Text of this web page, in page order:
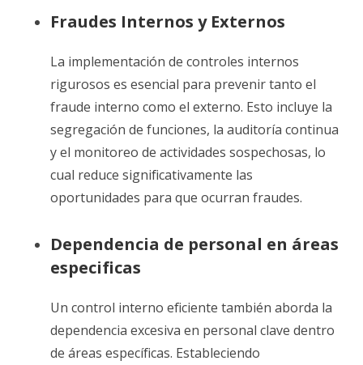
Fraudes Internos y Externos
La implementación de controles internos
rigurosos es esencial para prevenir tanto el
fraude interno como el externo. Esto incluye la
segregación de funciones, la auditoría continua
y el monitoreo de actividades sospechosas, lo
cual reduce significativamente las
oportunidades para que ocurran fraudes.
Dependencia de personal en áreas
especificas
Un control interno eficiente también aborda la
dependencia excesiva en personal clave dentro
de áreas específicas. Estableciendo